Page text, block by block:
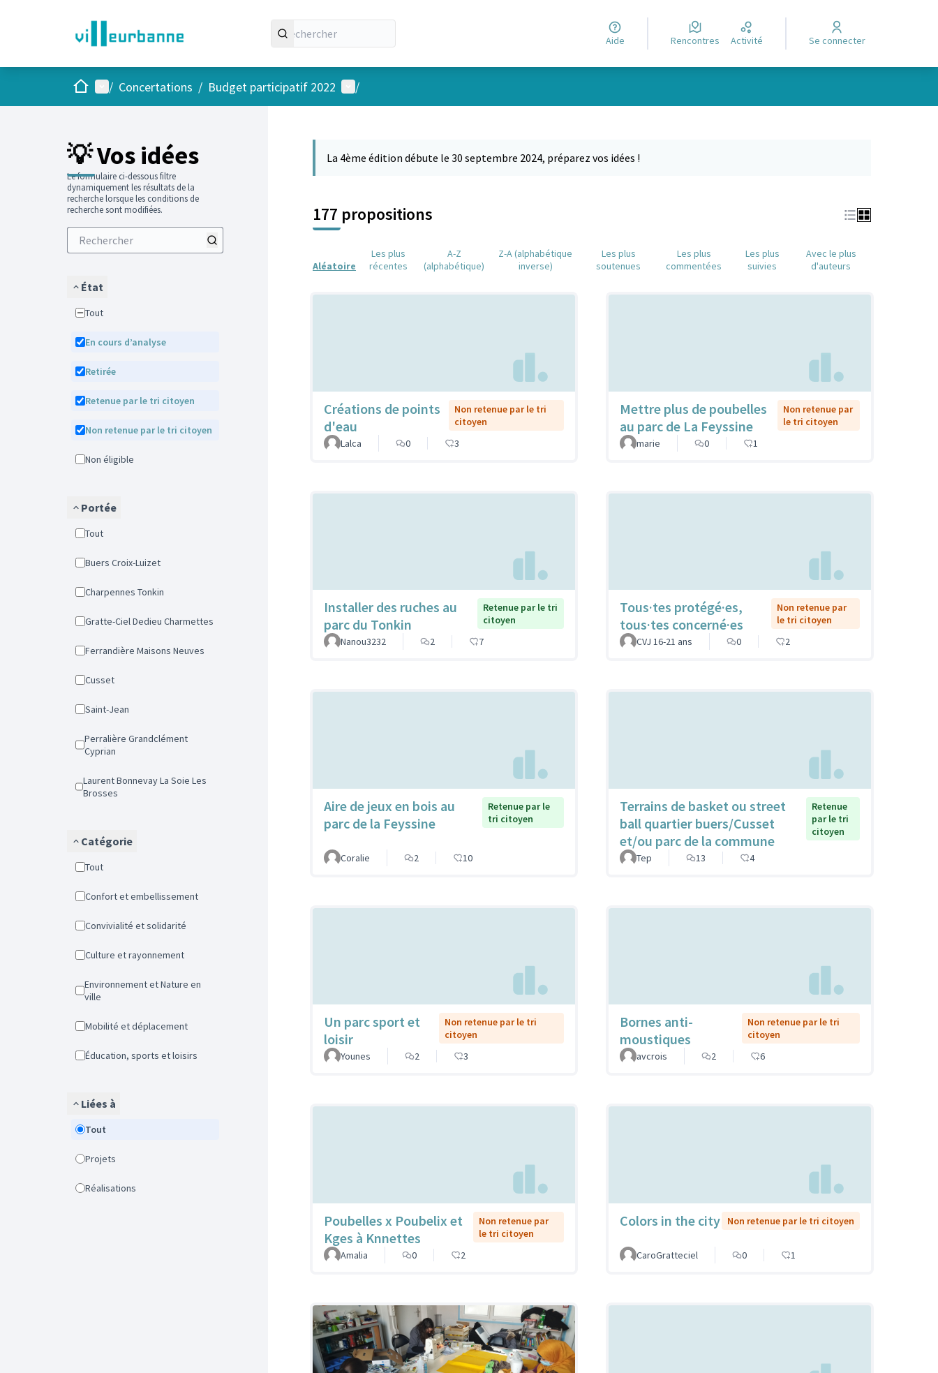
Aide Rencontres Activité Se connecter
AccueilMenu principal
/ Concertations / Budget participatif 2022 Menu utilisateur
/
💡 Vos idées
Le formulaire ci-dessous filtre
dynamiquement les résultats de la
recherche lorsque les conditions de
recherche sont modifiées.
État
Tout
En cours d’analyse
Retirée
Retenue par le tri citoyen
Non retenue par le tri citoyen
Non éligible
Portée
Tout
Buers Croix-Luizet
Charpennes Tonkin
Gratte-Ciel Dedieu Charmettes
Ferrandière Maisons Neuves
Cusset
Saint-Jean
Perralière Grandclément
Cyprian
Laurent Bonnevay La Soie Les
Brosses
Catégorie
Tout
Confort et embellissement
Convivialité et solidarité
Culture et rayonnement
Environnement et Nature en
ville
Mobilité et déplacement
Éducation, sports et loisirs
Liées à
Tout
Projets
Réalisations
La 4ème édition débute le 30 septembre 2024, préparez vos idées !
177 propositions
Aléatoire
Les plus
récentes
A-Z
(alphabétique)
Z-A (alphabétique
inverse)
Les plus
soutenues
Les plus
commentées
Les plus
suivies
Avec le plus
d'auteurs
Créations de points
d'eau
Non retenue par le tri
citoyen
Lalca
0 3
Mettre plus de poubelles
au parc de La Feyssine
Non retenue par
le tri citoyen
marie
0 1
Installer des ruches au
parc du Tonkin
Retenue par le tri
citoyen
Nanou3232
2 7
Tous·tes protégé·es,
tous·tes concerné·es
Non retenue par
le tri citoyen
CVJ 16-21 ans
0 2
Aire de jeux en bois au
parc de la Feyssine
Retenue par le
tri citoyen
Coralie 2 10
Terrains de basket ou street
ball quartier buers/Cusset
et/ou parc de la commune
Retenue
par le tri
citoyen
Tep 13 4
Un parc sport et
loisir
Non retenue par le tri
citoyen
Younes
2 3
Bornes anti-
moustiques
Non retenue par le tri
citoyen
avcrois
2 6
Poubelles x Poubelix et
Kges à Knnettes
Non retenue par
le tri citoyen
Amalia
0 2
Colors in the city Non retenue par le tri citoyen
CaroGratteciel 0 1